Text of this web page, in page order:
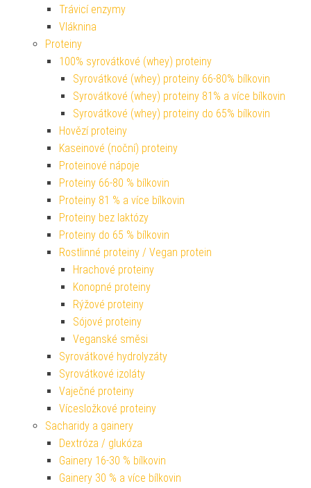
Trávicí enzymy
Vláknina
Proteiny
100% syrovátkové (whey) proteiny
Syrovátkové (whey) proteiny 66-80% bílkovin
Syrovátkové (whey) proteiny 81% a více bílkovin
Syrovátkové (whey) proteiny do 65% bílkovin
Hovězí proteiny
Kaseinové (noční) proteiny
Proteinové nápoje
Proteiny 66-80 % bílkovin
Proteiny 81 % a více bílkovin
Proteiny bez laktózy
Proteiny do 65 % bílkovin
Rostlinné proteiny / Vegan protein
Hrachové proteiny
Konopné proteiny
Rýžové proteiny
Sójové proteiny
Veganské směsi
Syrovátkové hydrolyzáty
Syrovátkové izoláty
Vaječné proteiny
Vícesložkové proteiny
Sacharidy a gainery
Dextróza / glukóza
Gainery 16-30 % bílkovin
Gainery 30 % a více bílkovin